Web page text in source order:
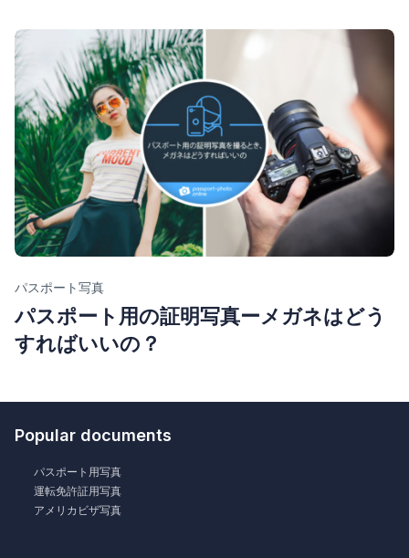
Category
パスポート写真
パスポート用の証明写真ーメガネはどう
すればいいの？
Popular documents
パスポート用写真
運転免許証用写真
アメリカビザ写真